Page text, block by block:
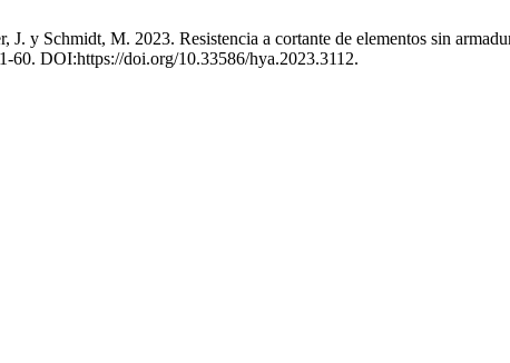
J. y Schmidt, M. 2023. Resistencia a cortante de elementos sin
60. DOI:https://doi.org/10.33586/hya.2023.3112.